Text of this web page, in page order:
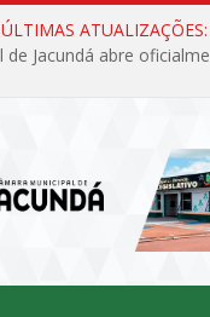
ÚLTIMAS ATUALIZAÇÕES: